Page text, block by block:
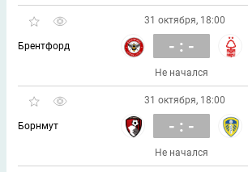
31 октября, 18:00
Брентфорд - : -
Не начался
31 октября, 18:00
Борнмут - : -
Не начался